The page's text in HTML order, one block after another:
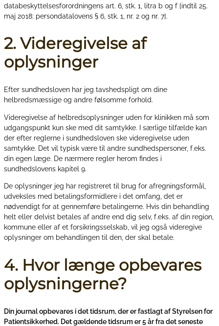
databeskyttelsesforordningens art. 6, stk. 1, litra b og f [indtil 25.
maj 2018: persondatalovens § 6, stk. 1, nr. 2 og nr. 7].
2. Videregivelse af
oplysninger
Efter sundhedsloven har jeg tavshedspligt om dine
helbredsmæssige og andre følsomme forhold.
Videregivelse af helbredsoplysninger uden for klinikken må som
udgangspunkt kun ske med dit samtykke. I særlige tilfælde kan
der efter reglerne i sundhedsloven ske videregivelse uden
samtykke. Det vil typisk være til andre sundhedspersoner, f.eks.
din egen læge. De nærmere regler herom findes i
sundhedslovens kapitel 9.
De oplysninger jeg har registreret til brug for afregningsformål,
udveksles med betalingsformidlere i det omfang, det er
nødvendigt for at gennemføre betalingerne. Hvis din behandling
helt eller delvist betales af andre end dig selv, f.eks. af din region,
kommune eller af et forsikringsselskab, vil jeg også videregive
oplysninger om behandlingen til den, der skal betale.
4. Hvor længe opbevares
oplysningerne?
Din journal opbevares i det tidsrum, der er fastlagt af Styrelsen for
Patientsikkerhed. Det gældende tidsrum er 5 år fra det seneste